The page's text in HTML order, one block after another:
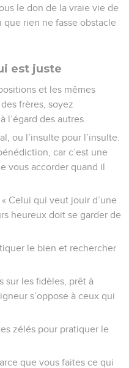
le don de la vraie vie de
que rien ne fasse obstacle
est juste
et les mêmes
frères, soyez
l’égard des autres.
ou l’insulte pour l’insulte.
car c’est une
vous accorder quand il
Celui qui veut jouir d’une
heureux doit se garder de
le bien et rechercher
sur les fidèles, prêt à
s’oppose à ceux qui
zélés pour pratiquer le
que vous faites ce qui